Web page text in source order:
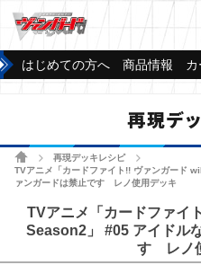
はじめての方へ 商品情報 カ
再現デ
ホーム再現デッキレシピ
TVアニメ「カードファイト!! ヴァンガード
ァンガードは禁止です レノ使用デッキ
TVアニメ「カードファイ
Season2」 #05 アイドル
す レノ